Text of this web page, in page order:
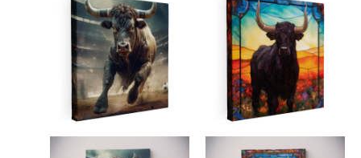
de
prix :
39.90€
à
199.90€
de
prix :
39.90€
à
199.90€